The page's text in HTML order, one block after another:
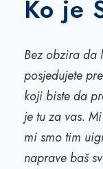
Ko je
Bez obzira da
posjedujete
koji biste da
je tu za vas.
mi smo tim
naprave baš